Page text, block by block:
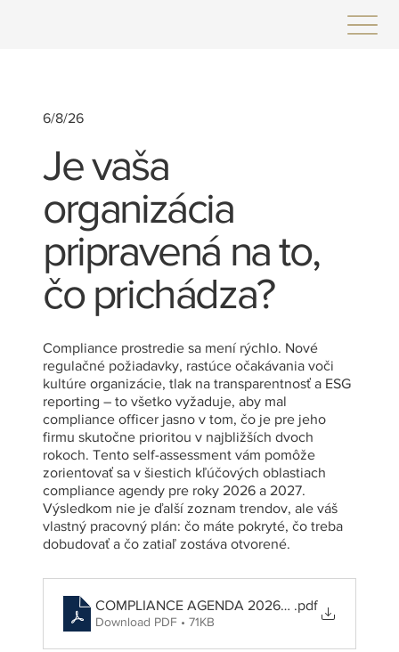
6/8/26
Je vaša
organizácia
pripravená na to,
čo prichádza?
Compliance prostredie sa mení rýchlo. Nové
regulačné požiadavky, rastúce očakávania voči
kultúre organizácie, tlak na transparentnosť a ESG
reporting – to všetko vyžaduje, aby mal
compliance officer jasno v tom, čo je pre jeho
firmu skutočne prioritou v najbližších dvoch
rokoch. Tento self-assessment vám pomôže
zorientovať sa v šiestich kľúčových oblastiach
compliance agendy pre roky 2026 a 2027.
Výsledkom nie je ďalší zoznam trendov, ale váš
vlastný pracovný plán: čo máte pokryté, čo treba
dobudovať a čo zatiaľ zostáva otvorené.
COMPLIANCE AGENDA 2026/2027: SELF­
.pdf
Download PDF • 71KB